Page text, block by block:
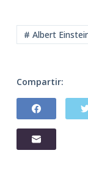
# Albert
Compartir: